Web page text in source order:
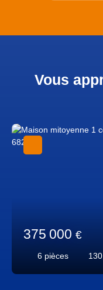
Vous
375 000 €
6 pièces 130